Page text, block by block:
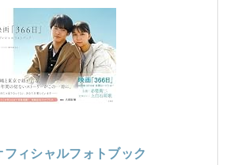
フィシャルフォトブック